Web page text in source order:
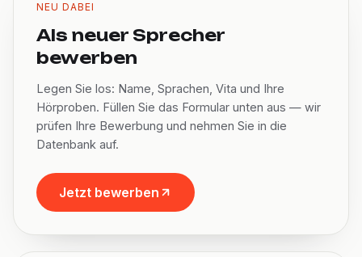
NEU DABEI
Als neuer Sprecher
bewerben
Legen Sie los: Name, Sprachen, Vita und Ihre
Hörproben. Füllen Sie das Formular unten aus — wir
prüfen Ihre Bewerbung und nehmen Sie in die
Datenbank auf.
Jetzt bewerben